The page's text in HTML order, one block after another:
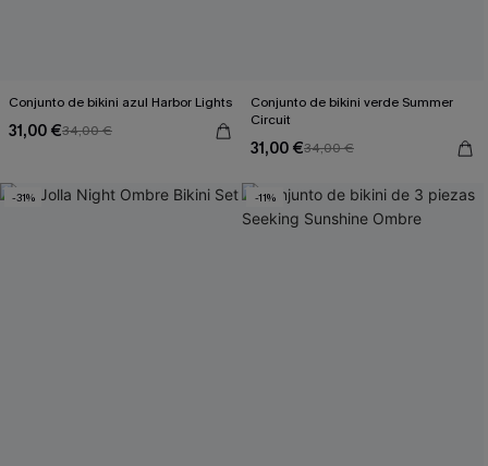
Conjunto de bikini azul Harbor Lights
31,00 €34,00 €
Conjunto de bikini verde Summer
Circuit
31,00 €34,00 €
-31% -11%